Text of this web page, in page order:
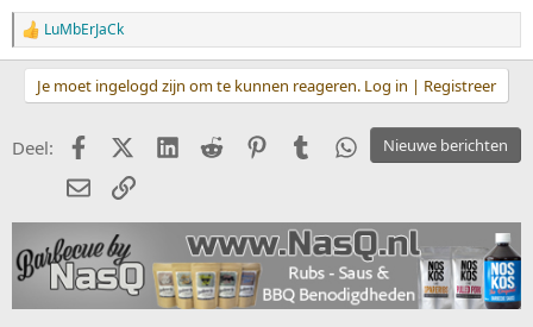
W
a
a
r
e
n
:
LuMbErJaCk
Je moet ingelogd zijn om te kunnen reageren. Log in | Registreer
Nieuwe berichten
Deel: FacebookX (Twitter)
LinkedIn
Reddit PinterestTumblrWhatsApp
E-mailkoppeling